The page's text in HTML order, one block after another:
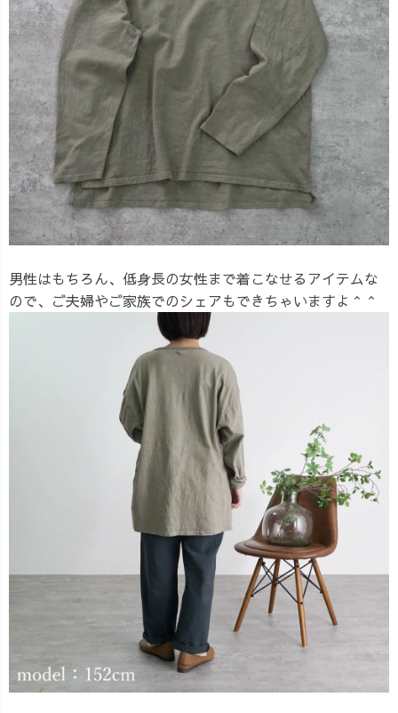
男性はもちろん、低身長の女性まで着こなせるアイテムな
ので、ご夫婦やご家族でのシェアもできちゃいますよ＾＾